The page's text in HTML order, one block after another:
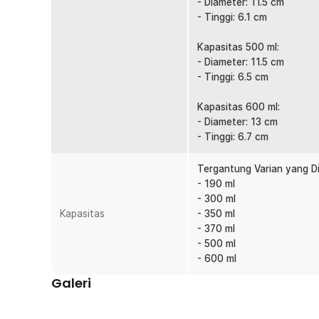
- Tinggi: 6.1 cm
Kapasitas 500 ml:
- Diameter: 11.5 cm
- Tinggi: 6.5 cm
Kapasitas 600 ml:
- Diameter: 13 cm
- Tinggi: 6.7 cm
Kapasitas
Tergantung Varian yang
- 190 ml
- 300 ml
- 350 ml
- 370 ml
- 500 ml
- 600 ml
Galeri